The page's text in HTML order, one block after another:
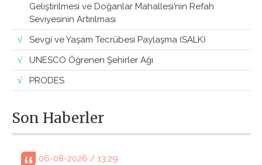
Geliştirilmesi ve Doğanlar Mahallesi’nin Refah
Seviyesinin Artırılması
Sevgi ve Yaşam Tecrübesi Paylaşma (SALK)
UNESCO Öğrenen Şehirler Ağı
PRODES
Son Haberler
06-08-2026 / 13:29